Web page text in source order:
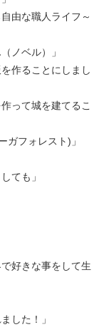
由な職人ライフ～
ノベル）」
作ることにしまし
って城を建てるこ
ガフォレスト)」
ても」
好きな事をして生
した！」